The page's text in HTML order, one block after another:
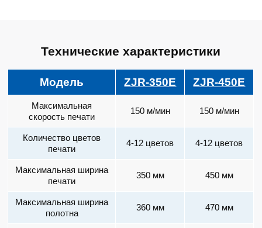
Технические характеристики
Модель ZJR-350E ZJR-450E
Максимальная
скорость печати
150 м/мин 150 м/мин
Количество цветов
печати
4-12 цветов 4-12 цветов
Максимальная ширина
печати
350 мм 450 мм
Максимальная ширина
полотна
360 мм 470 мм